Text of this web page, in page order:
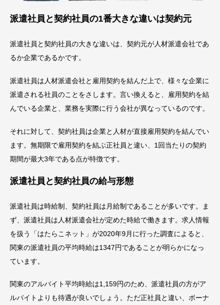
派遣社員と契約社員の1番大きな違いは契約元
派遣社員と契約社員の大きな違いは、契約元が人材派遣会社であ
るか企業であるかです。
派遣社員は人材派遣会社と雇用契約を結んだ上で、様々な企業に
派遣される社員のことをさします。言い換えると、雇用契約を結
んでいる企業と、業務を実際に行う会社が異なっているのです。
それに対して、契約社員は企業と人材が直接雇用契約を結んでい
ます。無期限で雇用契約を結ぶ正社員と違い、1回当たりの契約
期間が最大3年である点が特徴です。
派遣社員と契約社員の給与形態
派遣社員は時給制、契約社員は月給制であることが多いです。ま
ず、派遣社員は人材派遣会社が定めた時給で働きます。求人情報
を扱う「はたらこネット」が2020年9月に行った調査によると、
関東の派遣社員の平均時給は1347円であることが明らかになっ
ています。
関東のアルバイト平均時給は1,159円のため、派遣社員の方がア
ルバイトよりも待遇が良いでしょう。ただ正社員と違い、ボーナ